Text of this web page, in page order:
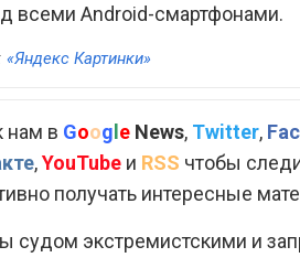
всеми Android-смартфонами.
«Яндекс Картинки»
нам в Google News, Twitter,
,YouTube и RSS чтобы
получать интересные
судом экстремистскими и